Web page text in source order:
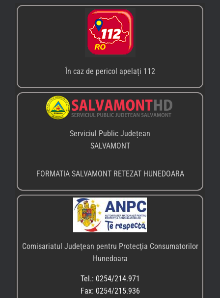
În caz de pericol apelați 112
Serviciul Public Județean
SALVAMONT
FORMATIA SALVAMONT RETEZAT HUNEDOARA
Comisariatul Judeţean pentru Protecţia Consumatorilor
Hunedoara
Tel.: 0254/214.971
Fax: 0254/215.936